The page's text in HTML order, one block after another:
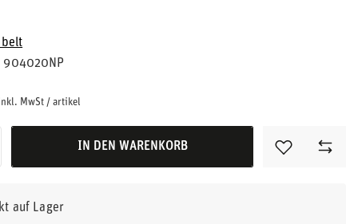
904020NP
MwSt /artikel
IN DEN WARENKORB
auf Lager